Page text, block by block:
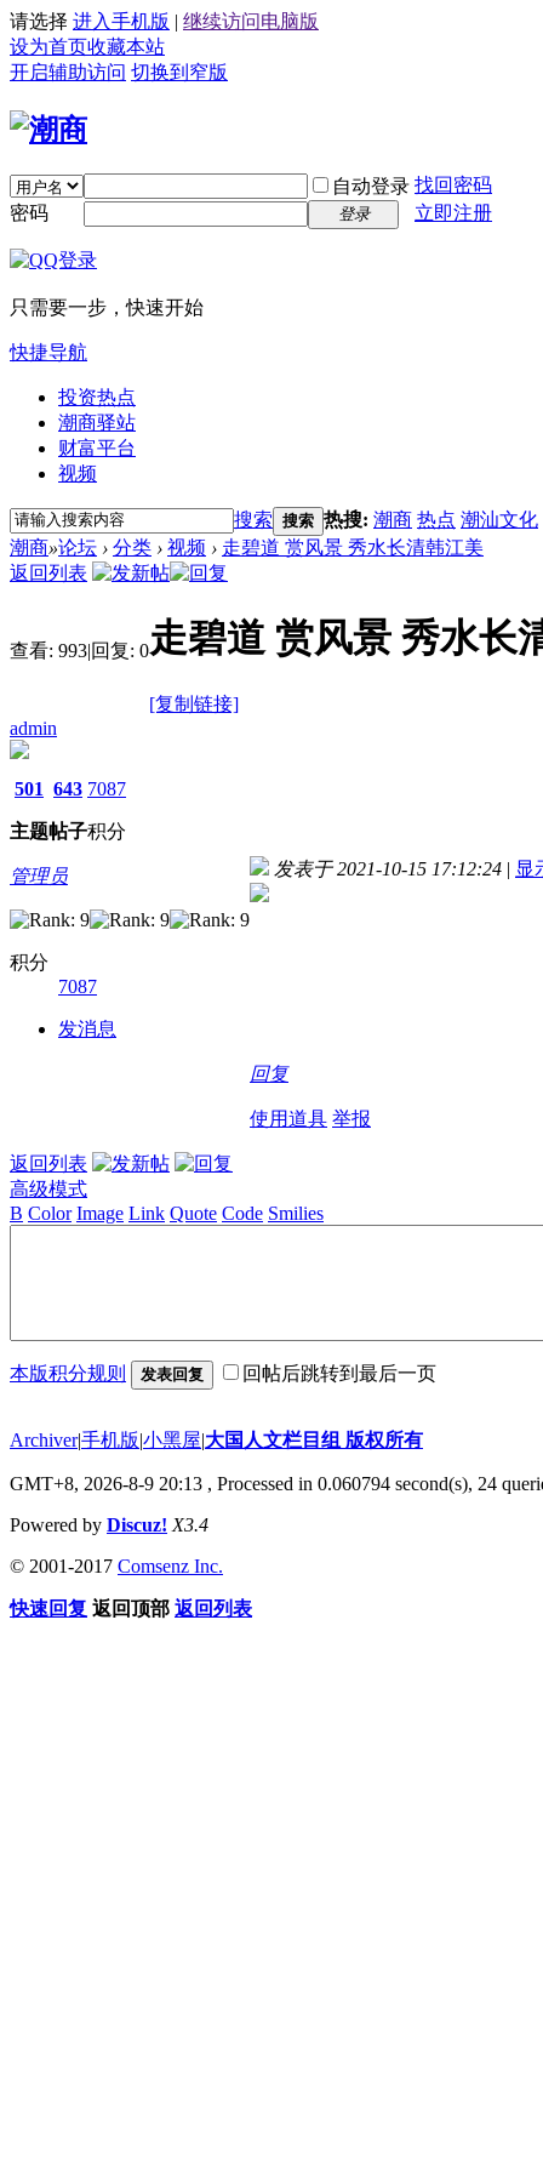
请选择 进入手机版 | 继续访问电脑版
设为首页收藏本站
开启辅助访问 切换到窄版
自动登录 找回密码
密码
登录 立即注册
只需要一步，快速开始
快捷导航
投资热点
潮商驿站
财富平台
视频
搜索 搜索 热搜: 潮商 热点 潮汕文化
潮商»论坛 › 分类 › 视频 › 走碧道 赏风景 秀水长清韩江美
返回列表
查看: 993|回复: 0走碧道 赏风景 秀水长
[复制链接]
admin
501
主题
643
帖子
7087
积分
管理员
积分
7087
发消息
发表于 2021-10-15 17:12:24 | 显
回复
使用道具 举报
返回列表
高级模式
B Color Image Link Quote Code Smilies
本版积分规则 发表回复 回帖后跳转到最后一页
Archiver|手机版|小黑屋|大国人文栏目组 版权所有
GMT+8, 2026-8-9 20:13 , Processed in 0.060794 second(s), 24
Powered by Discuz! X3.4
© 2001-2017 Comsenz Inc.
快速回复 返回顶部 返回列表